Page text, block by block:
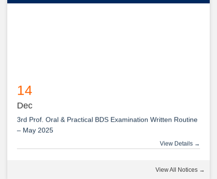
14
Dec
3rd Prof. Oral & Practical BDS Examination Written Routine
– May 2025
View Details →
View All Notices →